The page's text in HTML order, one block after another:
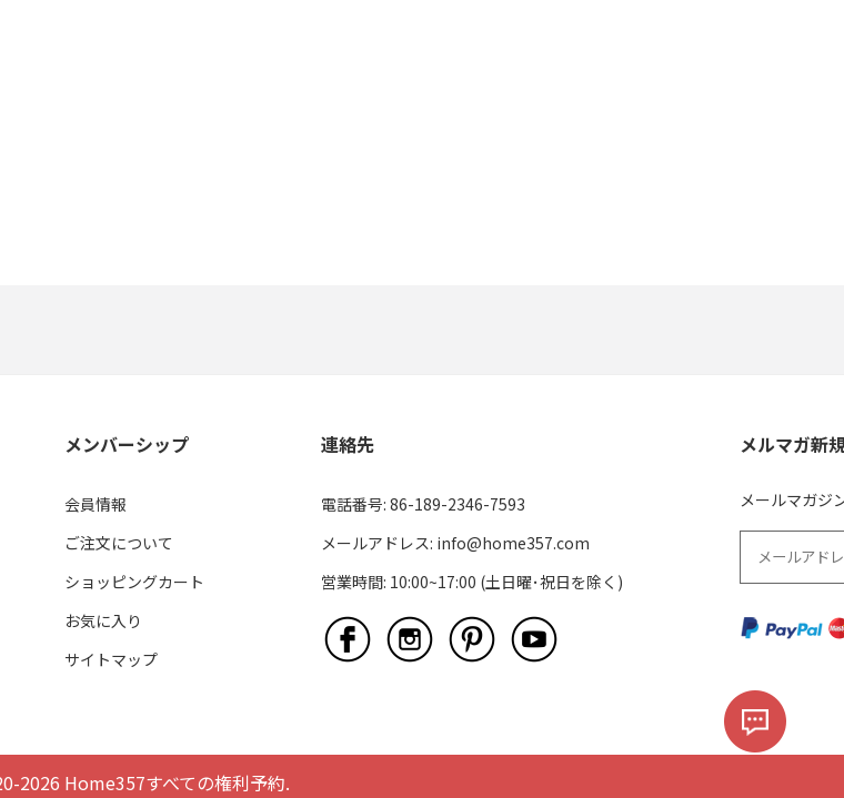
メンバーシップ
会員情報
ご注文について
ショッピングカート
お気に入り
サイトマップ
連絡先
電話番号: 86-189-2346-7593
メールアドレス: info@home357.com
営業時間: 10:00~17:00 (土日曜･祝日を除く)
メルマガ新
メールマガジ
2026 Home357すべての権利予約.